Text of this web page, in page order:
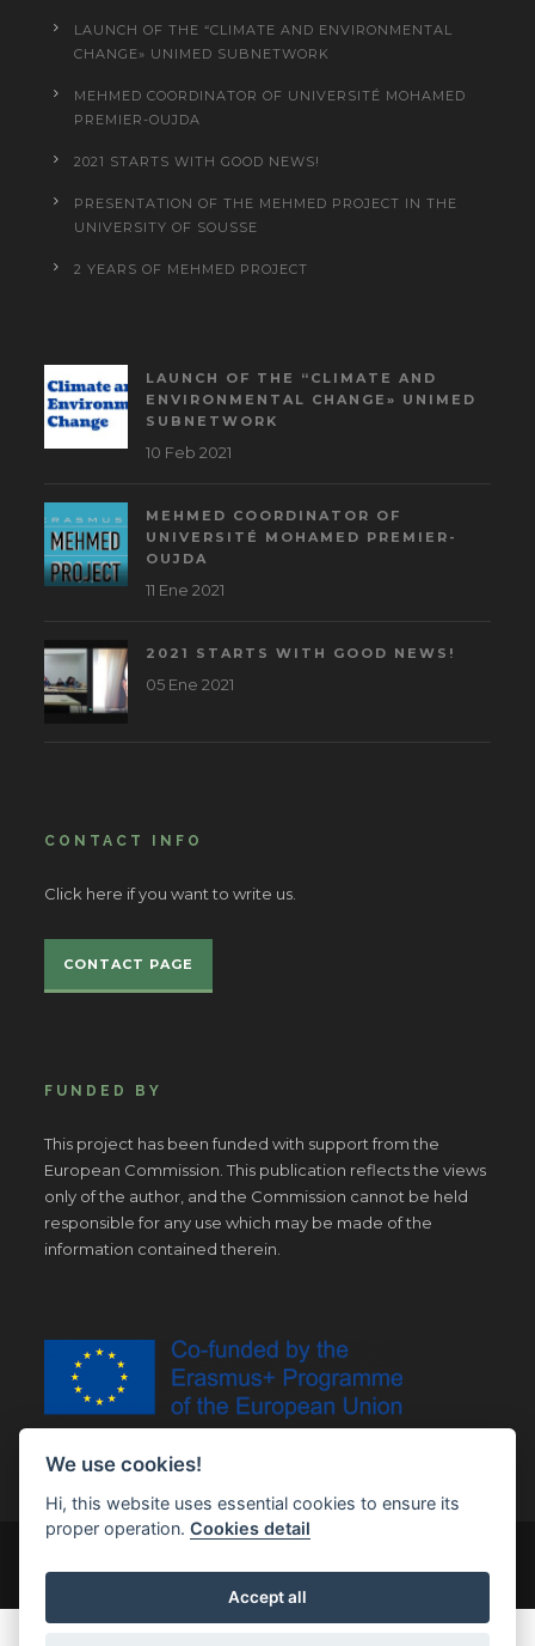
LAUNCH OF THE “CLIMATE AND ENVIRONMENTAL
CHANGE» UNIMED SUBNETWORK
MEHMED COORDINATOR OF UNIVERSITÉ MOHAMED
PREMIER-OUJDA
2021 STARTS WITH GOOD NEWS!
PRESENTATION OF THE MEHMED PROJECT IN THE
UNIVERSITY OF SOUSSE
2 YEARS OF MEHMED PROJECT
LAUNCH OF THE “CLIMATE AND
ENVIRONMENTAL CHANGE» UNIMED
SUBNETWORK
10 Feb 2021
MEHMED COORDINATOR OF
UNIVERSITÉ MOHAMED PREMIER-
OUJDA
11 Ene 2021
2021 STARTS WITH GOOD NEWS!
05 Ene 2021
CONTACT INFO
Click here if you want to write us.
CONTACT PAGE
FUNDED BY
This project has been funded with support from the
European Commission. This publication reflects the views
only of the author, and the Commission cannot be held
responsible for any use which may be made of the
information contained therein.
We use cookies!
Hi, this website uses essential cookies to ensure its
proper operation.Cookies detail
Accept all